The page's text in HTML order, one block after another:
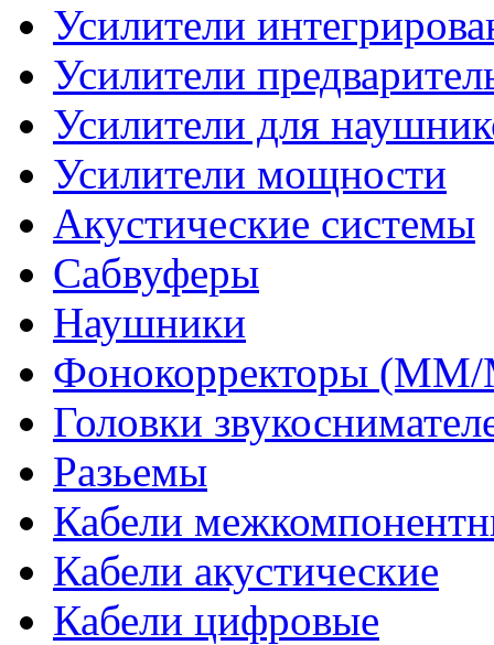
Усилители
Усилители
Усилители для
Усилители мощности
Акустические системы
Сабвуферы
Наушники
Фонокорректоры
Головки
Разьемы
Кабели
Кабели акустические
Кабели цифровые